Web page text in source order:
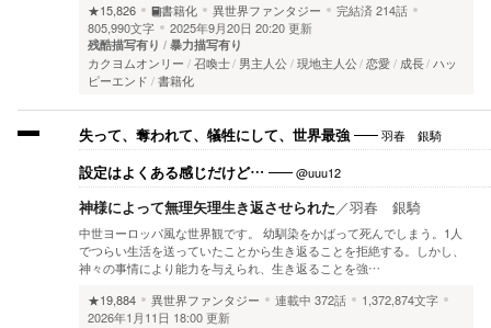
★15,826
書籍化 異世界ファンタジー 完結済 214話
805,990文字
2025年9月20日 20:20 更新
残酷描写有り 暴力描写有り
カクヨムオンリー 召喚士 男主人公 現地主人公 恋愛 成長 ハッ
ピーエンド
書籍化
失って、奪われて、犠牲にして、世界最強 羽春 銀騎
設定はよくある感じだけど… @uuu12
神様によって無理矢理生き返させられた／羽春 銀騎
中世ヨーロッパ風な世界観です。 幼馴染をかばって死んでしまう。1人
でつらい生活を送っていたことから生き返ることを拒絶する。しかし、
神々の事情により能力を与えられ、生き返ることを強…
★19,884
異世界ファンタジー 連載中 372話
1,372,874文字
2026年1月11日 18:00 更新